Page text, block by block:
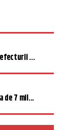
...
de 7 mil...